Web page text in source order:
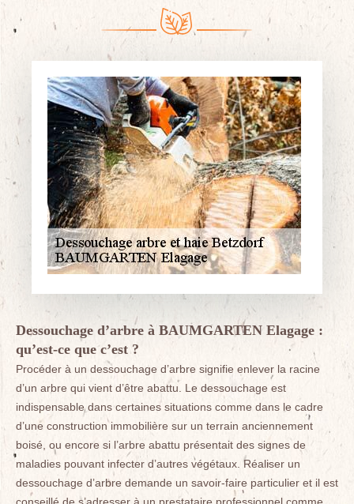
Dessouchage d’arbre à BAUMGARTEN Elagage :
qu’est-ce que c’est ?
Procéder à un dessouchage d’arbre signifie enlever la racine
d’un arbre qui vient d’être abattu. Le dessouchage est
indispensable dans certaines situations comme dans le cadre
d’une construction immobilière sur un terrain anciennement
boisé, ou encore si l’arbre abattu présentait des signes de
maladies pouvant infecter d’autres végétaux. Réaliser un
dessouchage d’arbre demande un savoir-faire particulier et il est